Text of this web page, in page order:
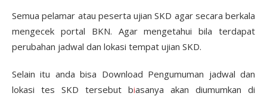
Semua pelamar atau peserta ujian SKD agar secara berkala
mengecek portal BKN. Agar mengetahui bila terdapat
perubahan jadwal dan lokasi tempat ujian SKD.
Selain itu anda bisa Download Pengumuman jadwal dan
lokasi tes SKD tersebut biasanya akan diumumkan di